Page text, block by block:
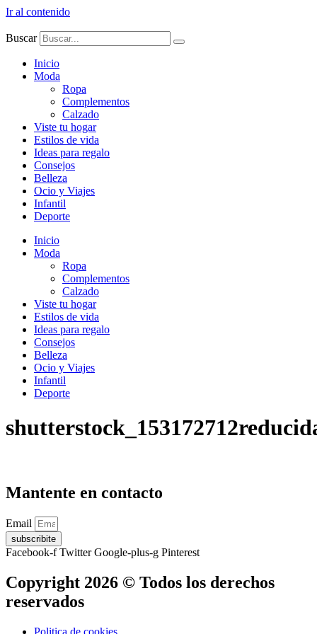
Ir al contenido
Buscar
Inicio
Moda
Ropa
Complementos
Calzado
Viste tu hogar
Estilos de vida
Ideas para regalo
Consejos
Belleza
Ocio y Viajes
Infantil
Deporte
Inicio
Moda
Ropa
Complementos
Calzado
Viste tu hogar
Estilos de vida
Ideas para regalo
Consejos
Belleza
Ocio y Viajes
Infantil
Deporte
Mantente en contacto
Email
subscribite
Facebook-f Twitter Google-plus-g Pinterest
Copyright 2026 © Todos los derechos
reservados
Politica de cookies